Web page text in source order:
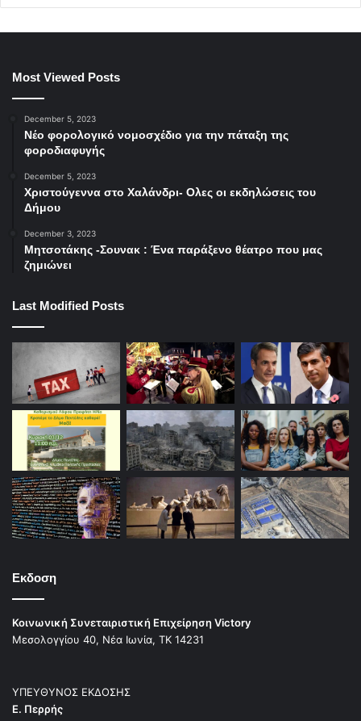
Most Viewed Posts
December 5, 2023
Νέο φορολογικό νομοσχέδιο για την πάταξη της
φοροδιαφυγής
December 5, 2023
Χριστούγεννα στο Χαλάνδρι- Ολες οι εκδηλώσεις του
Δήμου
December 3, 2023
Μητσοτάκης -Σουνακ : Ένα παράξενο θέατρο που μας
ζημιώνει
Last Modified Posts
Εκδοση
Κοινωνική Συνεταιριστική Επιχείρηση Victory
Μεσολογγίου 40, Νέα Ιωνία, ΤΚ 14231
ΥΠΕΥΘΥΝΟΣ ΕΚΔΟΣΗΣ
Ε. Περρής